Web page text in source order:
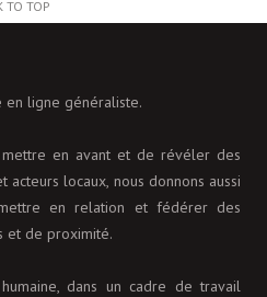
TO TOP
en ligne généraliste.
en avant et de révéler des
acteurs locaux, nous donnons aussi
en relation et fédérer des
et de proximité.
dans un cadre de travail